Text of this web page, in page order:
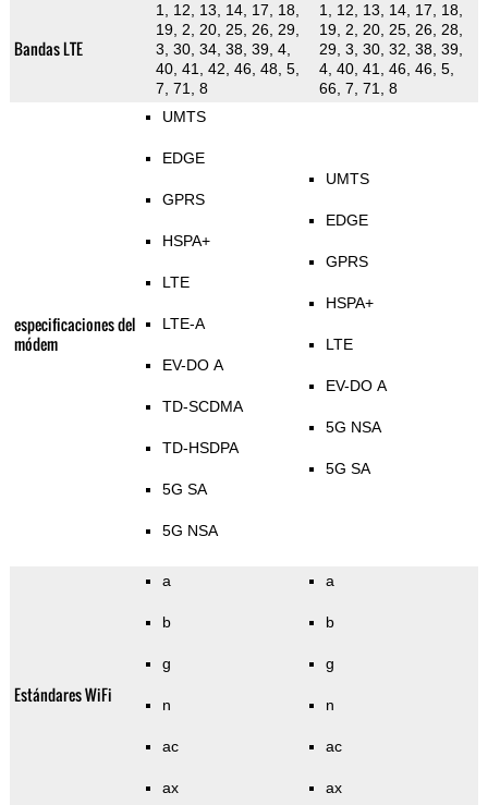
Bandas LTE
1, 12, 13, 14, 17, 18,
19, 2, 20, 25, 26, 29,
3, 30, 34, 38, 39, 4,
40, 41, 42, 46, 48, 5,
7, 71, 8
1, 12, 13, 14, 17, 18,
19, 2, 20, 25, 26, 28,
29, 3, 30, 32, 38, 39,
4, 40, 41, 46, 46, 5,
66, 7, 71, 8
especificaciones del
módem
UMTS
EDGE
GPRS
HSPA+
LTE
LTE-A
EV-DO A
TD-SCDMA
TD-HSDPA
5G SA
5G NSA
UMTS
EDGE
GPRS
HSPA+
LTE
EV-DO A
5G NSA
5G SA
Estándares WiFi
a
b
g
n
ac
ax
a
b
g
n
ac
ax